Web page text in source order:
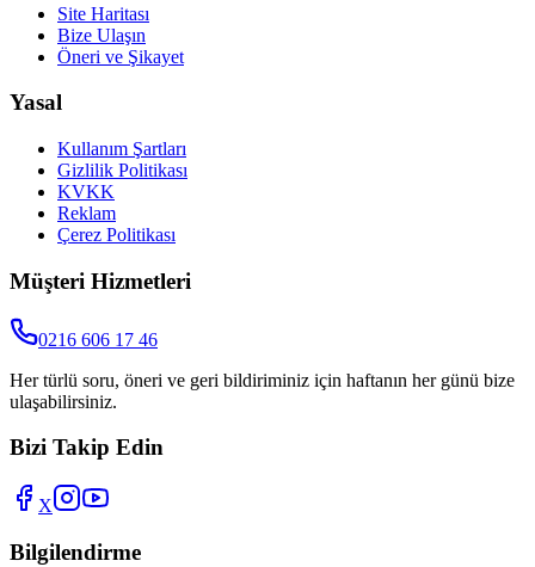
Site Haritası
Bize Ulaşın
Öneri ve Şikayet
Yasal
Kullanım Şartları
Gizlilik Politikası
KVKK
Reklam
Çerez Politikası
Müşteri Hizmetleri
0216 606 17 46
Her türlü soru, öneri ve geri bildiriminiz için haftanın her günü bize
ulaşabilirsiniz.
Bizi Takip Edin
X
Bilgilendirme